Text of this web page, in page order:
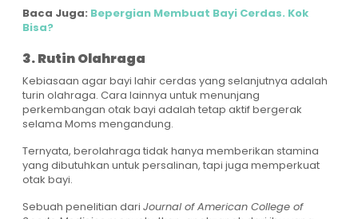
Baca Juga: Bepergian Membuat Bayi Cerdas. Kok
Bisa?
3. Rutin Olahraga
Kebiasaan agar bayi lahir cerdas yang selanjutnya adalah
turin olahraga. Cara lainnya untuk menunjang
perkembangan otak bayi adalah tetap aktif bergerak
selama Moms mengandung.
Ternyata, berolahraga tidak hanya memberikan stamina
yang dibutuhkan untuk persalinan, tapi juga memperkuat
otak bayi.
Sebuah penelitian dari Journal of American College of